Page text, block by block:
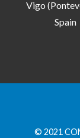
Vigo
Spain
© 2021